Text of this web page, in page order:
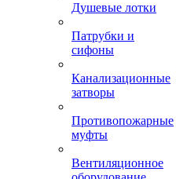
Душевые лотки
Патрубки и
сифоны
Канализационные
затворы
Противопожарные
муфты
Вентиляционное